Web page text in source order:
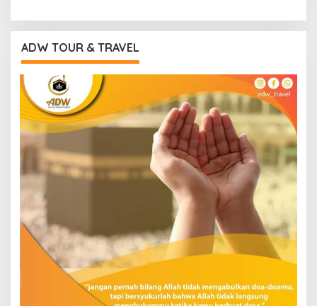
ADW TOUR & TRAVEL